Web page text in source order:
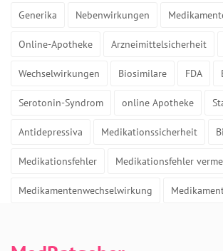
Generika Nebenwirkungen
Online-Apotheke Arzneimittelsicherheit
Wechselwirkungen Biosimilare FDA
Serotonin-Syndrom online Apotheke
Antidepressiva Medikationssicherheit
Medikationsfehler Medikationsfehler
Medikamentenwechselwirkung